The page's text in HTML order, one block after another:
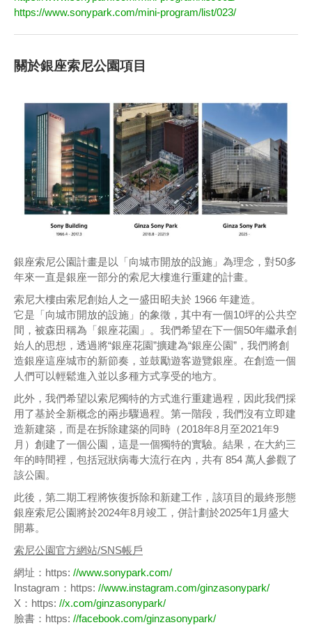
https://www.sonypark.com/mini-program/list/023/
關於銀座索尼公園項目
銀座索尼公園計畫是以「向城市開放的設施」為理念，對50多
年來一直是銀座一部分的索尼大樓進行重建的計畫。
索尼大樓由索尼創始人之一盛田昭夫於 1966 年建造。
它是「向城市開放的設施」的象徵，其中有一個10坪的公共空
間，被森田稱為「銀座花園」。我們希望在下一個50年繼承創
始人的思想，透過將“銀座花園”擴建為“銀座公園”，我們將創
造銀座這座城市的新節奏，並鼓勵遊客遊覽銀座。在創造一個
人們可以輕鬆進入並以多種方式享受的地方。
此外，我們希望以索尼獨特的方式進行重建過程，因此我們採
用了基於全新概念的兩步驟過程。第一階段，我們沒有立即建
造新建築，而是在拆除建築的同時（2018年8月至2021年9
月）創建了一個公園，這是一個獨特的實驗。結果，在大約三
年的時間裡，包括冠狀病毒大流行在內，共有 854 萬人參觀了
該公園。
此後，第二期工程將恢復拆除和新建工作，該項目的最終形態
銀座索尼公園將於2024年8月竣工，併計劃於2025年1月盛大
開幕。
索尼公園官方網站/SNS帳戶
網址：https: //www.sonypark.com/
Instagram：https: //www.instagram.com/ginzasonypark/
X：https: //x.com/ginzasonypark/
臉書：https: //facebook.com/ginzasonypark/